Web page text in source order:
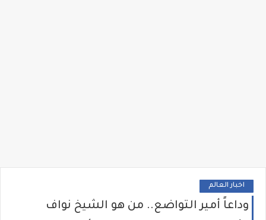
اخبار العالم
وداعاً أمير التواضع.. من هو الشيخ نواف